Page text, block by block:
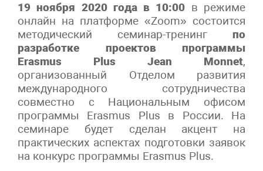
19 ноября 2020 года в 10:00 в режиме
онлайн на платформе «Zoom» состоится
методический семинар-тренинг по
разработке проектов программы
Erasmus Plus Jean Monnet,
организованный Отделом развития
международного сотрудничества
совместно с Национальным офисом
программы Erasmus Plus в России. На
семинаре будет сделан акцент на
практических аспектах подготовки заявок
на конкурс программы Erasmus Plus.